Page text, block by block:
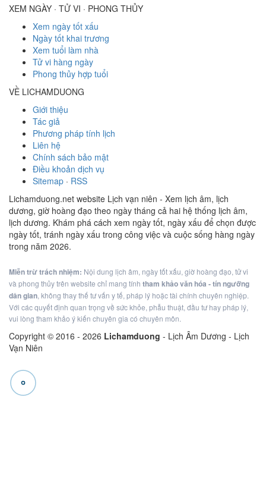
XEM NGÀY · TỬ VI · PHONG THỦY
Xem ngày tốt xấu
Ngày tốt khai trương
Xem tuổi làm nhà
Tử vi hàng ngày
Phong thủy hợp tuổi
VỀ LICHAMDUONG
Giới thiệu
Tác giả
Phương pháp tính lịch
Liên hệ
Chính sách bảo mật
Điều khoản dịch vụ
Sitemap · RSS
Lichamduong.net website Lịch vạn niên - Xem lịch âm, lịch
dương, giờ hoàng đạo theo ngày tháng cả hai hệ thống lịch âm,
lịch dương. Khám phá cách xem ngày tốt, ngày xấu để chọn được
ngày tốt, tránh ngày xấu trong công việc và cuộc sống hàng ngày
trong năm 2026.
Miễn trừ trách nhiệm: Nội dung lịch âm, ngày tốt xấu, giờ hoàng đạo, tử vi
và phong thủy trên website chỉ mang tính tham khảo văn hóa - tín ngưỡng
dân gian, không thay thế tư vấn y tế, pháp lý hoặc tài chính chuyên nghiệp.
Với các quyết định quan trọng về sức khỏe, phẫu thuật, đầu tư hay pháp lý,
vui lòng tham khảo ý kiến chuyên gia có chuyên môn.
Copyright © 2016 - 2026 Lichamduong - Lịch Âm Dương - Lịch
Vạn Niên